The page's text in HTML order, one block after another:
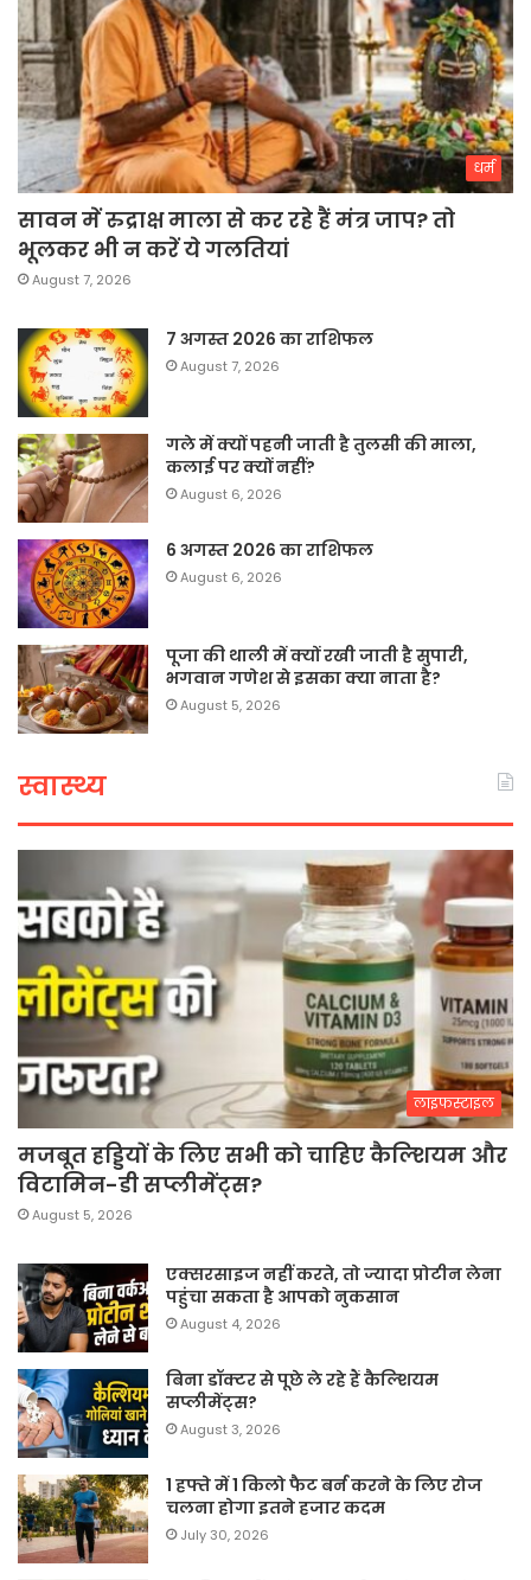
धर्म
सावन में रुद्राक्ष माला से कर रहे हैं मंत्र जाप? तो
भूलकर भी न करें ये गलतियां
August 7, 2026
7 अगस्त 2026 का राशिफल
August 7, 2026
गले में क्यों पहनी जाती है तुलसी की माला,
कलाई पर क्यों नहीं?
August 6, 2026
6 अगस्त 2026 का राशिफल
August 6, 2026
पूजा की थाली में क्यों रखी जाती है सुपारी,
भगवान गणेश से इसका क्या नाता है?
August 5, 2026
स्वास्थ्य
लाइफस्टाइल
मजबूत हड्डियों के लिए सभी को चाहिए कैल्शियम और
विटामिन-डी सप्लीमेंट्स?
August 5, 2026
एक्सरसाइज नहीं करते, तो ज्यादा प्रोटीन लेना
पहुंचा सकता है आपको नुकसान
August 4, 2026
बिना डॉक्टर से पूछे ले रहे हैं कैल्शियम
सप्लीमेंट्स?
August 3, 2026
1 हफ्ते में 1 किलो फैट बर्न करने के लिए रोज
चलना होगा इतने हजार कदम
July 30, 2026